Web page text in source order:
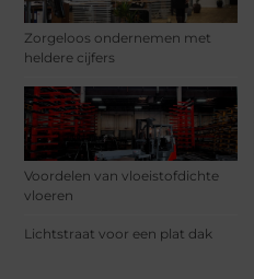
Zorgeloos ondernemen met
heldere cijfers
Voordelen van vloeistofdichte
vloeren
Lichtstraat voor een plat dak